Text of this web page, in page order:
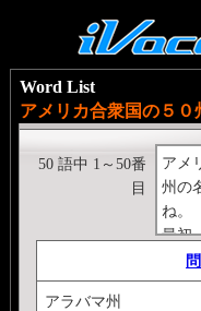
Word List
アメリカ合衆国の５０
アメ
州の
ね。
最初
た(
50 語中 1～50番
目
アラバマ州